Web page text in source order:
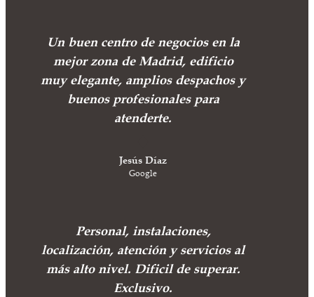
Un buen centro de negocios en la
mejor zona de Madrid, edificio
muy elegante, amplios despachos y
buenos profesionales para
atenderte.
Jesús Díaz
Google
Personal, instalaciones,
localización, atención y servicios al
más alto nivel. Dificil de superar.
Exclusivo.